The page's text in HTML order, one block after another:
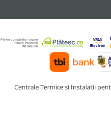
Centrale Termice si Instalatii